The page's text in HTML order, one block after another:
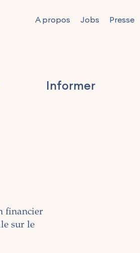
A propos Jobs Presse
Informer
financier
sur le